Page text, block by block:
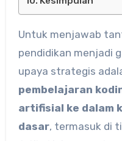
Untuk menjawab
pendidikan menjadi
upaya strategis
pembelajaran
artifisial ke dalam
dasar, termasuk di